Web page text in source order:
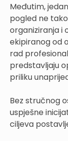
Međutim,
pogled ne
organiziranja i
ekipiranog od
rad
predstavljaju
priliku
Bez stručnog
uspješne
ciljeva